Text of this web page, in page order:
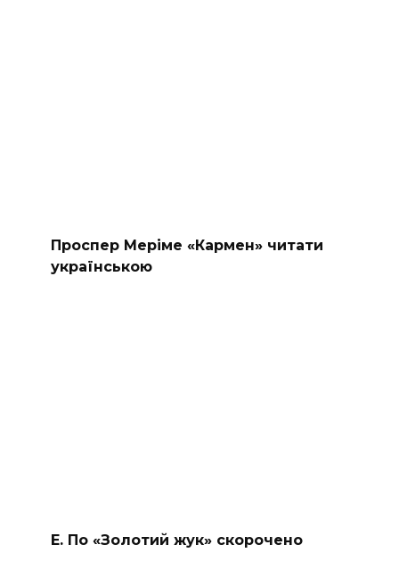
Проспер Меріме «Кармен» читати
українською
Е. По «Золотий жук» скорочено